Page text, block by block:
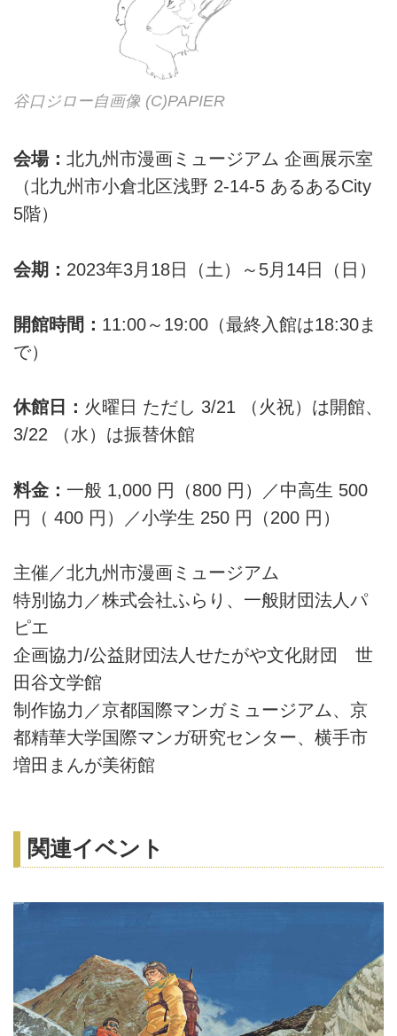
谷口ジロー自画像 (C)PAPIER
会場： 北九州市漫画ミュージアム 企画展示室
（北九州市小倉北区浅野 2-14-5 あるあるCity
5階）
会期： 2023年3月18日（土）～5月14日（日）
開館時間： 11:00～19:00（最終入館は18:30ま
で）
休館日： 火曜日 ただし 3/21 （火祝）は開館、
3/22 （水）は振替休館
料金： 一般 1,000 円（800 円）／中高生 500
円（ 400 円）／小学生 250 円（200 円）
主催／北九州市漫画ミュージアム
特別協力／株式会社ふらり、一般財団法人パ
ピエ
企画協力/公益財団法人せたがや文化財団 世
田谷文学館
制作協力／京都国際マンガミュージアム、京
都精華大学国際マンガ研究センター、横手市
増田まんが美術館
関連イベント